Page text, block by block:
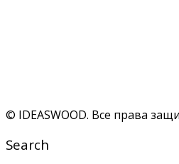
© IDEASWOOD. Все права
Search